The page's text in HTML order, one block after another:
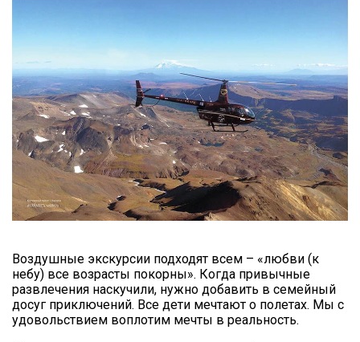
Воздушные экскурсии подходят всем – «любви (к
небу) все возрасты покорны». Когда привычные
развлечения наскучили, нужно добавить в семейный
досуг приключений. Все дети мечтают о полетах. Мы с
удовольствием воплотим мечты в реальность.